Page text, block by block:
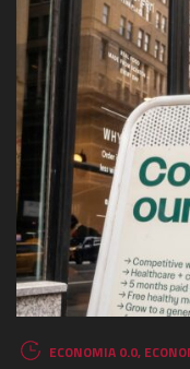
ECONOMIA 0.0,